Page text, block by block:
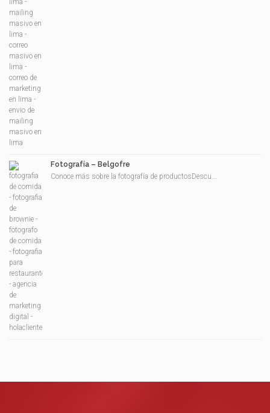
Fotografía – Belgofre
Conoce más sobre la fotografía de productosDescu...